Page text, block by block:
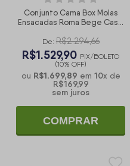
Conjunto Cama Box Molas
Ensacadas Roma Bege Casal
De: R$2.294,66
R$1.529,90 PIX/BOLETO
(10% OFF)
ou R$1.699,89 em 10x de
R$169,99
sem juros
COMPRAR